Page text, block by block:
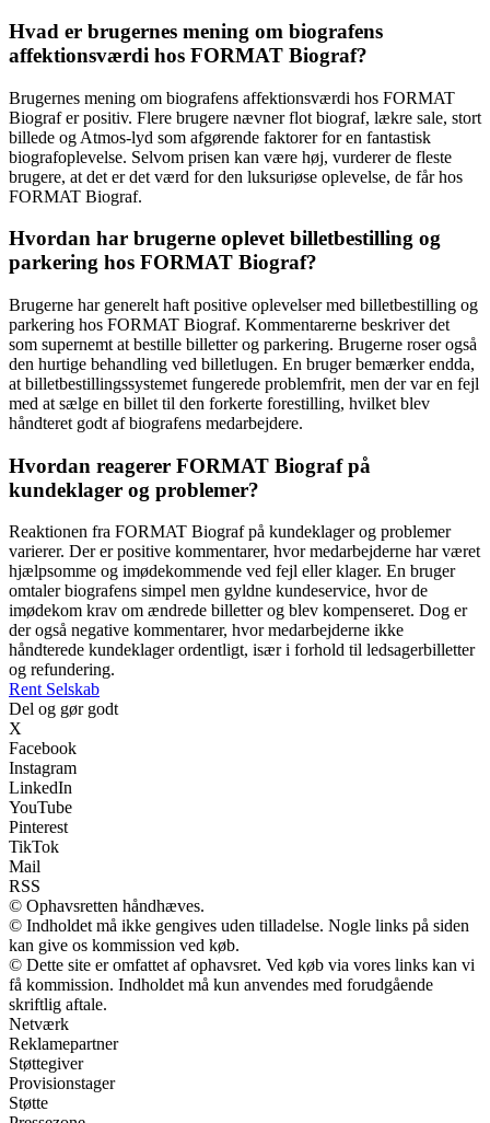
Hvad er brugernes mening om biografens
affektionsværdi hos FORMAT Biograf?
Brugernes mening om biografens affektionsværdi hos FORMAT
Biograf er positiv. Flere brugere nævner flot biograf, lækre sale, stort
billede og Atmos-lyd som afgørende faktorer for en fantastisk
biografoplevelse. Selvom prisen kan være høj, vurderer de fleste
brugere, at det er det værd for den luksuriøse oplevelse, de får hos
FORMAT Biograf.
Hvordan har brugerne oplevet billetbestilling og
parkering hos FORMAT Biograf?
Brugerne har generelt haft positive oplevelser med billetbestilling og
parkering hos FORMAT Biograf. Kommentarerne beskriver det
som supernemt at bestille billetter og parkering. Brugerne roser også
den hurtige behandling ved billetlugen. En bruger bemærker endda,
at billetbestillingssystemet fungerede problemfrit, men der var en fejl
med at sælge en billet til den forkerte forestilling, hvilket blev
håndteret godt af biografens medarbejdere.
Hvordan reagerer FORMAT Biograf på
kundeklager og problemer?
Reaktionen fra FORMAT Biograf på kundeklager og problemer
varierer. Der er positive kommentarer, hvor medarbejderne har været
hjælpsomme og imødekommende ved fejl eller klager. En bruger
omtaler biografens simpel men gyldne kundeservice, hvor de
imødekom krav om ændrede billetter og blev kompenseret. Dog er
der også negative kommentarer, hvor medarbejderne ikke
håndterede kundeklager ordentligt, især i forhold til ledsagerbilletter
og refundering.
Rent Selskab
Del og gør godt
X
Facebook
Instagram
LinkedIn
YouTube
Pinterest
TikTok
Mail
RSS
© Ophavsretten håndhæves.
© Indholdet må ikke gengives uden tilladelse. Nogle links på siden
kan give os kommission ved køb.
© Dette site er omfattet af ophavsret. Ved køb via vores links kan vi
få kommission. Indholdet må kun anvendes med forudgående
skriftlig aftale.
Netværk
Reklamepartner
Støttegiver
Provisionstager
Støtte